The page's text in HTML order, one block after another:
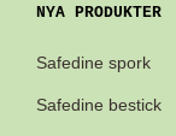
NYA PRODUKTER
Safedine spork
Safedine bestick